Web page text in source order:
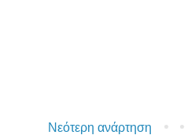
Νεότερη ανάρτηση